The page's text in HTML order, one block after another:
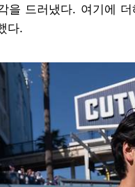
을 드러냈다. 여기에
다.